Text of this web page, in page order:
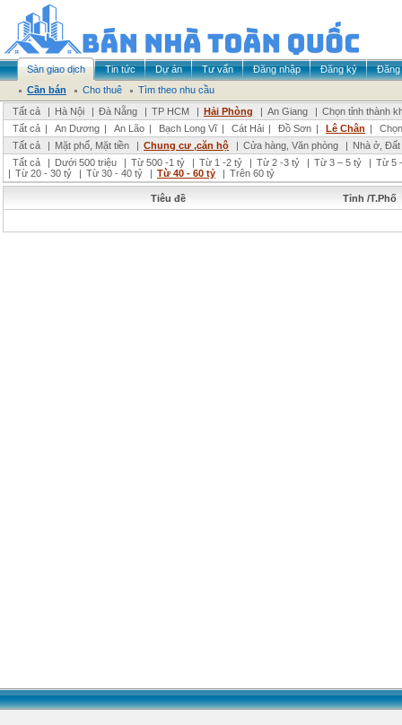
Sàn giao dịch Tin tức Dự án Tư vấn Đăng nhập Đăng ký
Đăng
Cần bán
Cho thuê
Tìm theo nhu cầu
Tất cả
| Hà Nội | Đà Nẵng | TP HCM | Hải Phòng | An Giang | Chọn tỉnh thành
Tất cả | An Dương | An Lão | Bạch Long Vĩ | Cát Hải | Đồ Sơn | Lê Chân |
Tất cả
| Mặt phố, Mặt tiền | Chung cư ,căn hộ | Cửa hàng, Văn phòng | Nhà ở,
Tất cả
| Dưới 500 triệu | Từ 500 -1 tỷ | Từ 1 -2 tỷ | Từ 2 -3 tỷ | Từ 3 – 5 tỷ | Từ 5
| Từ 20 - 30 tỷ | Từ 30 - 40 tỷ | Từ 40 - 60 tỷ | Trên 60 tỷ
Tiêu đề Tỉnh /T.Phố